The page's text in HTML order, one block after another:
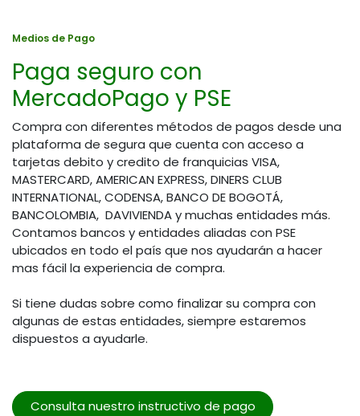
Medios de Pago
Paga seguro con
MercadoPago y PSE
Compra con diferentes métodos de pagos desde una
plataforma de segura que cuenta con acceso a
tarjetas debito y credito de franquicias VISA,
MASTERCARD, AMERICAN EXPRESS, DINERS CLUB
INTERNATIONAL, CODENSA, BANCO DE BOGOTÁ,
BANCOLOMBIA, DAVIVIENDA y muchas entidades más.
Contamos bancos y entidades aliadas con PSE
ubicados en todo el país que nos ayudarán a hacer
mas fácil la experiencia de compra.
Si tiene dudas sobre como finalizar su compra con
algunas de estas entidades, siempre estaremos
dispuestos a ayudarle.
Consulta nuestro instructivo de pago